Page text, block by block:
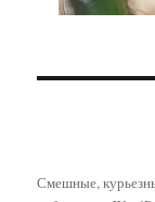
Смешные,